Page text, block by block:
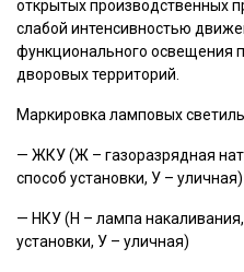
открытых производственных
слабой интенсивностью
функционального освещения
дворовых территорий.
Маркировка ламповых
— ЖКУ (Ж – газоразрядная
способ установки, У – уличная)
— НКУ (Н – лампа
установки, У – уличная)